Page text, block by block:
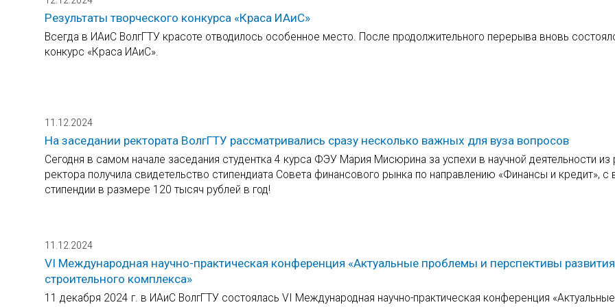
Результаты творческого конкурса «Краса ИАиС»
Всегда в ИАиС ВолгГТУ красоте отводилось особенное место. После продолжительного перерыва вновь
конкурс «Краса ИАиС».
11.12.2024
На заседании ректората ВолгГТУ рассматривались сразу несколько важных для вуза вопросов
Сегодня в самом начале заседания студентка 4 курса ФЭУ Мария Мисюрина за успехи в научной деятельности из
ректора получила свидетельство стипендиата Совета финансового рынка по направлению «Финансы и кредит», с
стипендии в размере 120 тысяч рублей в год!
11.12.2024
VI Международная научно-практическая конференция «Актуальные проблемы и перспективы развития
строительного комплекса»
11 декабря 2024 г. в ИАиС ВолгГТУ состоялась VI Международная научно-практическая конференция «Актуальные